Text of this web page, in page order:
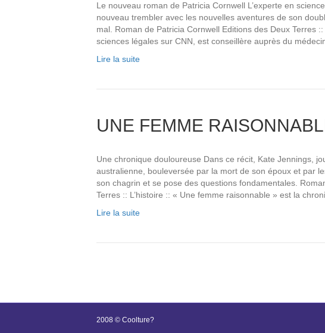
Le nouveau roman de Patricia Cornwell L’experte en
nouveau trembler avec les nouvelles aventures de son
mal. Roman de Patricia Cornwell Editions des Deux Terres
sciences légales sur CNN, est conseillère auprès du
Lire la suite
UNE FEMME
Une chronique douloureuse Dans ce récit, Kate Jennings,
australienne, bouleversée par la mort de son époux et par
son chagrin et se pose des questions fondamentales.
Terres :: L’histoire :: « Une femme raisonnable » est la
Lire la suite
2008 © Coolture?